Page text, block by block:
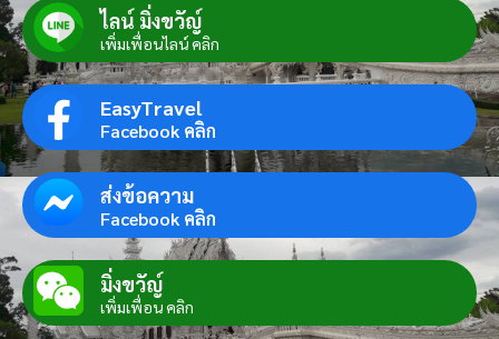
ไลน์ มิ่งขวัญ์
เพิ่มเพื่อนไลน์ คลิก
EasyTravel
Facebook คลิก
ส่งข้อความ
Facebook คลิก
มิ่งขวัญ์
เพิ่มเพื่อน คลิก